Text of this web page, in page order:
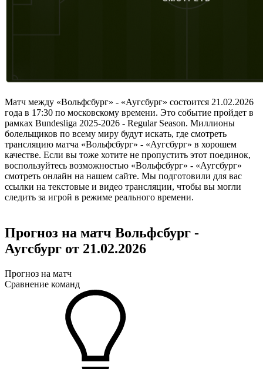
Матч между «Вольфсбург» - «Аугсбург» состоится 21.02.2026
года в 17:30 по московскому времени. Это событие пройдет в
рамках Bundesliga 2025-2026 - Regular Season. Миллионы
болельщиков по всему миру будут искать, где смотреть
трансляцию матча «Вольфсбург» - «Аугсбург» в хорошем
качестве. Если вы тоже хотите не пропустить этот поединок,
воспользуйтесь возможностью «Вольфсбург» - «Аугсбург»
смотреть онлайн на нашем сайте. Мы подготовили для вас
ссылки на текстовые и видео трансляции, чтобы вы могли
следить за игрой в режиме реального времени.
Прогноз на матч Вольфсбург -
Аугсбург от 21.02.2026
Прогноз на матч
Сравнение команд